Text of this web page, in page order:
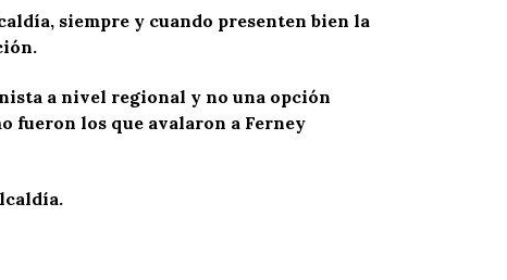
siempre y cuando presenten bien la
a nivel regional y no una opción
fueron los que avalaron a Ferney